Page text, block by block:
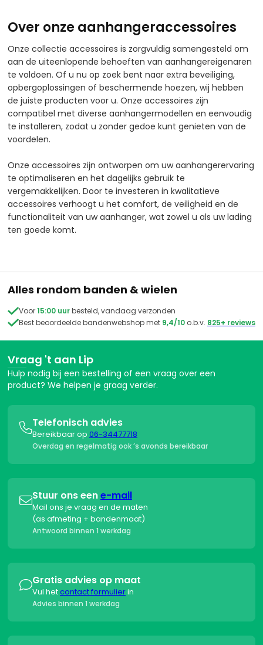
Over onze aanhangeraccessoires
Onze collectie accessoires is zorgvuldig samengesteld om
aan de uiteenlopende behoeften van aanhangereigenaren
te voldoen. Of u nu op zoek bent naar extra beveiliging,
opbergoplossingen of beschermende hoezen, wij hebben
de juiste producten voor u. Onze accessoires zijn
compatibel met diverse aanhangermodellen en eenvoudig
te installeren, zodat u zonder gedoe kunt genieten van de
voordelen.
Onze accessoires zijn ontworpen om uw aanhangerervaring
te optimaliseren en het dagelijks gebruik te
vergemakkelijken. Door te investeren in kwalitatieve
accessoires verhoogt u het comfort, de veiligheid en de
functionaliteit van uw aanhanger, wat zowel u als uw lading
ten goede komt.​
Alles rondom banden & wielen
Voor15:00 uurbesteld, vandaag verzonden
Best beoordeelde bandenwebshop met 9,4/10 o.b.v. 825+ reviews
Vraag 't aan Lip
Hulp nodig bij een bestelling of een vraag over een
product? We helpen je graag verder.
Telefonisch advies
Bereikbaar op 06-34477718
Overdag en regelmatig ook ’s avonds bereikbaar
Stuur ons eene-mail
Mail ons je vraag en de maten
(as afmeting + bandenmaat)
Antwoord binnen 1 werkdag
Gratis advies op maat
Vul hetcontact formulierin
Advies binnen 1 werkdag